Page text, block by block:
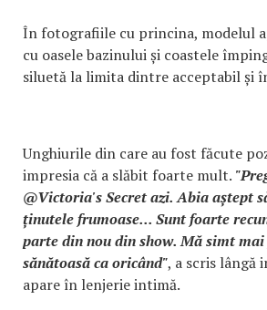
În fotografiile cu princina, modelul
cu oasele bazinului și coastele
siluetă la limita dintre acceptabil și
Unghiurile din care au fost făcute
impresia că a slăbit foarte mult.
@Victoria's Secret azi. Abia aștept
ținutele frumoase... Sunt foarte
parte din nou din show. Mă simt
sănătoasă ca oricând", a scris lângă
apare în lenjerie intimă.